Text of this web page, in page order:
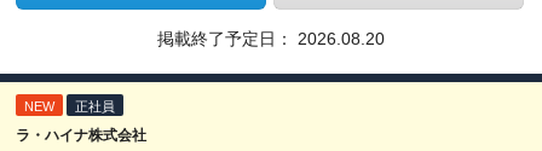
掲載終了予定日： 2026.08.20
NEW 正社員
ラ・ハイナ株式会社